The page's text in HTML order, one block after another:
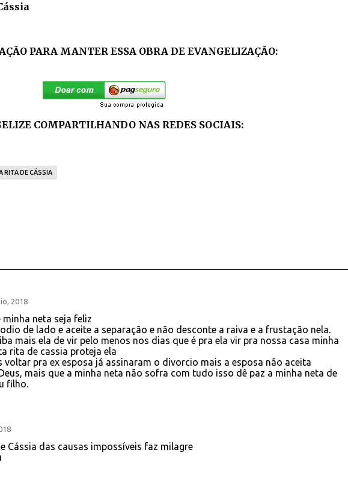
PARA MANTER ESSA OBRA DE EVANGELIZAÇÃO:
COMPARTILHANDO NAS REDES SOCIAIS:
RITA DE CÁSSIA
2018
neta seja feliz
de lado e aceite a separação e não desconte a raiva e a frustação nela.
mais ela de vir pelo menos nos dias que é pra ela vir pra nossa casa minha
rita de cassia proteja ela
voltar pra ex esposa já assinaram o divorcio mais a esposa não aceita
mais que a minha neta não sofra com tudo isso dê paz a minha neta de
filho.
Cássia das causas impossíveis faz milagre